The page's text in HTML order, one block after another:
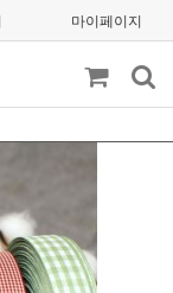
마이페이지